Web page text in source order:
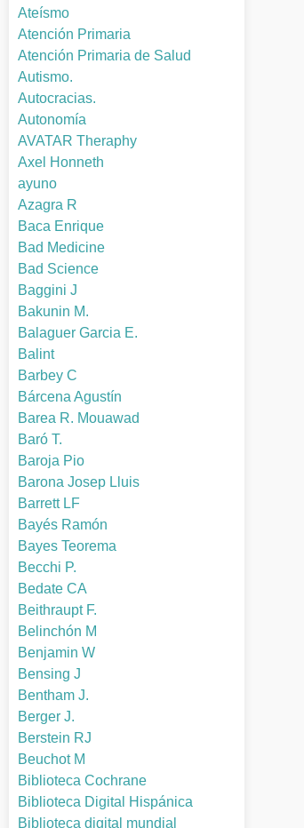
Ateísmo
Atención Primaria
Atención Primaria de Salud
Autismo.
Autocracias.
Autonomía
AVATAR Theraphy
Axel Honneth
ayuno
Azagra R
Baca Enrique
Bad Medicine
Bad Science
Baggini J
Bakunin M.
Balaguer Garcia E.
Balint
Barbey C
Bárcena Agustín
Barea R. Mouawad
Baró T.
Baroja Pio
Barona Josep Lluis
Barrett LF
Bayés Ramón
Bayes Teorema
Becchi P.
Bedate CA
Beithraupt F.
Belinchón M
Benjamin W
Bensing J
Bentham J.
Berger J.
Berstein RJ
Beuchot M
Biblioteca Cochrane
Biblioteca Digital Hispánica
Biblioteca digital mundial